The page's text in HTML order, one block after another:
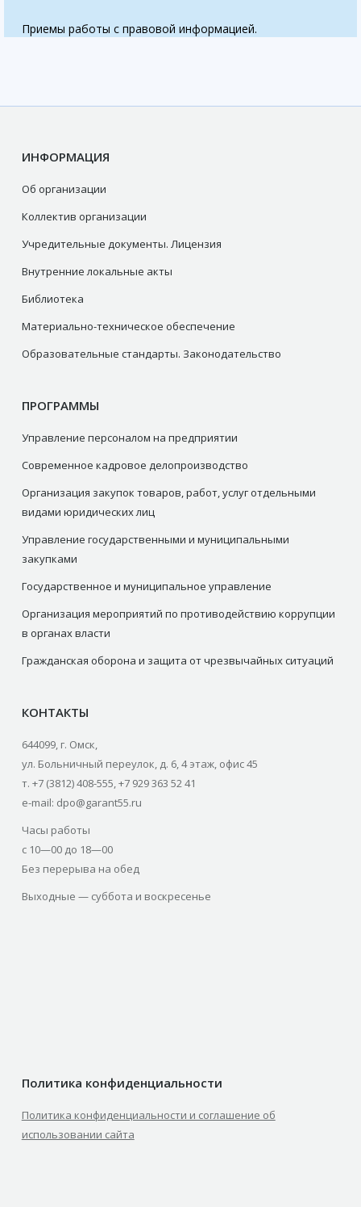
Приемы работы с правовой информацией.
ИНФОРМАЦИЯ
Об организации
Коллектив организации
Учредительные документы. Лицензия
Внутренние локальные акты
Библиотека
Материально-техническое обеспечение
Образовательные стандарты. Законодательство
ПРОГРАММЫ
Управление персоналом на предприятии
Современное кадровое делопроизводство
Организация закупок товаров, работ, услуг отдельными
видами юридических лиц
Управление государственными и муниципальными
закупками
Государственное и муниципальное управление
Организация мероприятий по противодействию коррупции
в органах власти
Гражданская оборона и защита от чрезвычайных ситуаций
КОНТАКТЫ
644099, г. Омск,
ул. Больничный переулок, д. 6, 4 этаж, офис 45
т. +7 (3812) 408-555, +7 929 363 52 41
e-mail: dpo@garant55.ru
Часы работы
с 10—00 до 18—00
Без перерыва на обед
Выходные — суббота и воскресенье
Политика конфиденциальности
Политика конфиденциальности и соглашение об
использовании сайта